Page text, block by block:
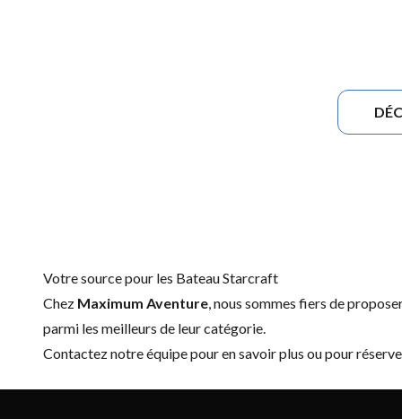
Votre source pour les Bateau Starcraft
Chez Maximum Aventure , nous sommes fiers de
parmi les meilleurs de leur catégorie.
Contactez notre équipepour en savoir plus ou pour